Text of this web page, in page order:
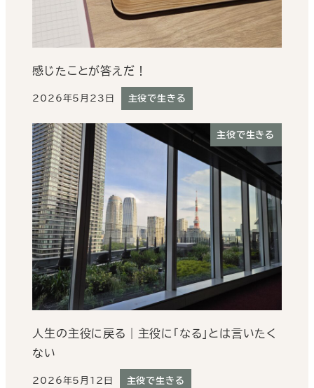
感じたことが答えだ！
2026年5月23日 主役で生きる
主役で生きる
人生の主役に戻る｜主役に「なる」とは言いたく
ない
2026年5月12日 主役で生きる